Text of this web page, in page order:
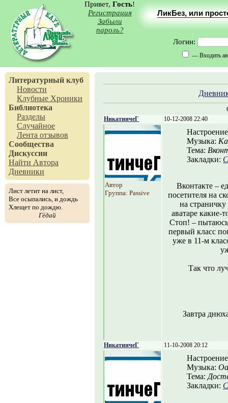
Привет, Гость!
Регистрация
Забыли
пароль?
ЛикБез, или
Логин:
— Входить
Литературный клуб
Новости
Клубные Хроники
Библиотека
Разделы
Случайное
Лента отзывов
Сообщества
Дискуссии
Найти Автора
Дневники
Лист летит на лист,
Все осыпались, и дождь
Хлещет по дождю.
Гёдай
НикатинчеГ
10-12-2008 22:40
Автор
Группа: Passive
Музыка:
Тема:
Закладки:
Вконтакте –
посетителя на
на
аватаре какие-
Стоп! – пытаюсь
первый класс
уже в 11-м
Так что
Завтра
НикатинчеГ 11-10-2008 20:12
Музыка:
Тема:
Закладки: